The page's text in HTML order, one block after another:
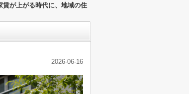
賃が上がる時代に、地域の住
2026-06-16